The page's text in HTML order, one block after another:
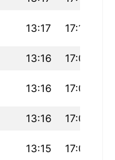
13:17 17:10
13:16 17:09
13:16 17:08
13:16 17:07
13:15 17:05